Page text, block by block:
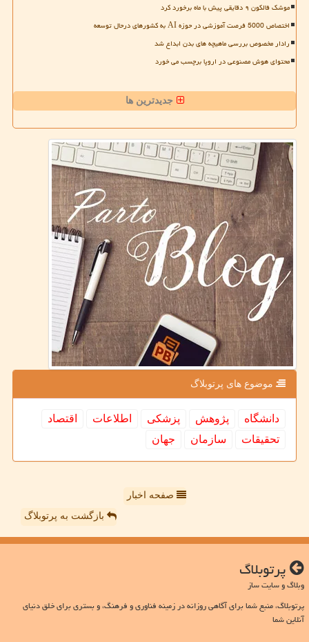
موشک فالکون ۹ دقایقی پیش با ماه برخورد کرد
اختصاص 5000 فرصت آموزشی در حوزه AI به کشورهای درحال توسعه
رادار مخصوص بررسی ماهیچه های بدن ابداع شد
محتوای هوش مصنوعی در اروپا برچسب می خورد
جدیدترین ها
موضوع های پرتوبلاگ
دانشگاه پژوهش پزشكی اطلاعات
اقتصاد
تحقیقات
سازمان جهان
صفحه اخبار
بازگشت به پرتوبلاگ
پرتوبلاگ
وبلاگ و سایت ساز
پرتوبلاگ، منبع شما برای آگاهی روزانه در زمینه فناوری و فرهنگ، و بستری برای خلق دنیای
آنلاین شما